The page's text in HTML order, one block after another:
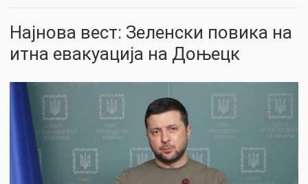
Најнова вест: Зеленски повика на
итна евакуација на Доњецк